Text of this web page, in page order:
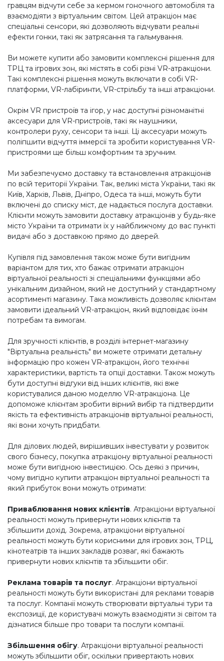
гравцям відчути себе за кермом гоночного автомобіля та
взаємодіяти з віртуальним світом. Цей атракціон має
спеціальні сенсори, які дозволяють відчувати реальні
ефекти гонки, такі як затрясання та гальмування.
Ви можете купити або замовити комплексні рішення для
ТРЦ та ігрових зон, які містять в собі різні VR-атракціони.
Такі комплексні рішення можуть включати в собі VR-
платформи, VR-лабіринти, VR-стрільбу та інші атракціони.
Окрім VR пристроїв та ігор, у нас доступні різноманітні
аксесуари для VR-пристроїв, такі як наушники,
контролери руху, сенсори та інші. Ці аксесуари можуть
поліпшити відчуття іммерсії та зробити користування VR-
пристроями ще більш комфортним та зручним.
Ми забезпечуємо доставку та встановлення атракціонів
по всій території України. Так, великі міста України, такі як
Київ, Харків, Львів, Дніпро, Одеса та інші, можуть бути
включені до списку міст, де надається послуга доставки.
Клієнти можуть замовити доставку атракціонів у будь-яке
місто України та отримати їх у найближчому до вас пункті
видачі або з доставкою прямо до дверей.
Купівля під замовлення також може бути вигідним
варіантом для тих, хто бажає отримати атракціон
віртуальної реальності зі спеціальними функціями або
унікальним дизайном, який не доступний у стандартному
асортименті магазину. Така можливість дозволяє клієнтам
замовити ідеальний VR-атракціон, який відповідає їхнім
потребам та вимогам.
Для зручності клієнтів, в розділі інтернет-магазину
"Віртуальна реальність" ви можете отримати детальну
інформацію про кожен VR-атракціон, його технічні
характеристики, вартість та опції доставки. Також можуть
бути доступні відгуки від інших клієнтів, які вже
користувалися даною моделлю VR-атракціона. Це
допоможе клієнтам зробити вірний вибір та підтвердити
якість та ефективність атракціонів віртуальної реальності,
які вони хочуть придбати.
Для ділових людей, вирішивших інвестувати у розвиток
свого бізнесу, покупка атракціону віртуальної реальності
може бути вигідною інвестицією. Ось деякі з причин,
чому вигідно купити атракціон віртуальної реальності та
який прибуток вони можуть отримати:
Приваблювання нових клієнтів. Атракціони віртуальної
реальності можуть привернути нових клієнтів та
збільшити дохід. Зокрема, атракціони віртуальної
реальності можуть бути корисними для ігрових зон, ТРЦ,
кінотеатрів та інших закладів розваг, які бажають
привернути нових клієнтів та збільшити обіг.
Реклама товарів та послуг. Атракціони віртуальної
реальності можуть бути використані для реклами товарів
та послуг. Компанії можуть створювати віртуальні тури та
експозиції, де користувачі можуть взаємодіяти зі світом та
дізнатися більше про товари та послуги компанії.
Збільшення обігу. Атракціони віртуальної реальності
можуть збільшити обіг, оскільки привертають нових